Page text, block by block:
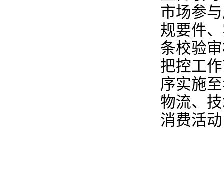
市场参
规要件
条校验
把控工
序实施
物流、
消费活